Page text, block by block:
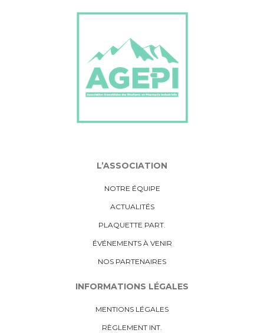
L’ASSOCIATION
NOTRE ÉQUIPE
ACTUALITÉS
PLAQUETTE PART.
ÉVÉNEMENTS À VENIR
NOS PARTENAIRES
INFORMATIONS LÉGALES
MENTIONS LÉGALES
RÈGLEMENT INT.